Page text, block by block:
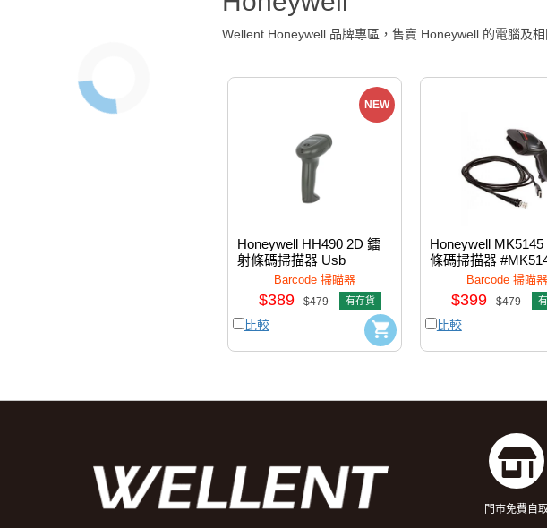
Wellent Honeywell 品牌專區，售賣 Honeywell 的電腦及
NEW
Honeywell HH490 2D 鐳
射條碼掃描器 Usb
#HH490-R1-1USB-A
Barcode 掃瞄器
$389 $479 有存貨
比較
Honeywell MK5145
條碼掃描器
Barcode 掃瞄器
$399 $479
比較
門市免費自